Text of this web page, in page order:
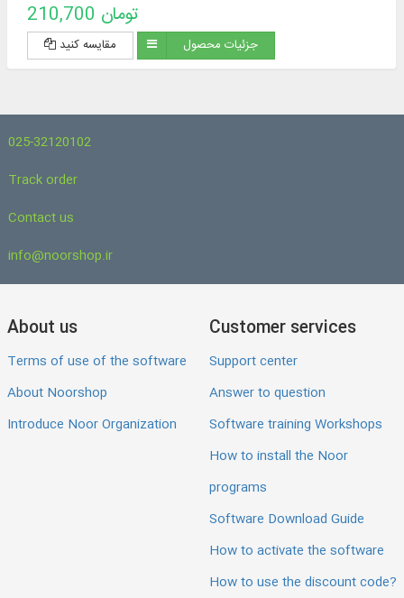
Dirayat al-Hadith, Fiqh al-Hadith (hadith comprehension), `Ilal
al-Hadith (defects of hadith), Naqd al-Hadith (criticism of
hadith), etc.
210,700 تومان
مقایسه کنید جزئیات محصول
025-32120102
Track order
Contact us
info@noorshop.ir
About us
Terms of use of the software
About Noorshop
Introduce Noor Organization
Customer services
Support center
Answer to question
Software training Workshops
How to install the Noor
programs
Software Download Guide
How to activate the software
How to use the discount code?